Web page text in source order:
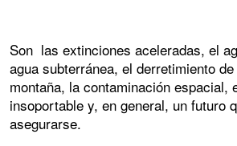
Son las extinciones aceleradas, el
agua subterránea, el derretimiento
montaña, la contaminación espacial,
insoportable y, en general, un futuro
asegurarse.